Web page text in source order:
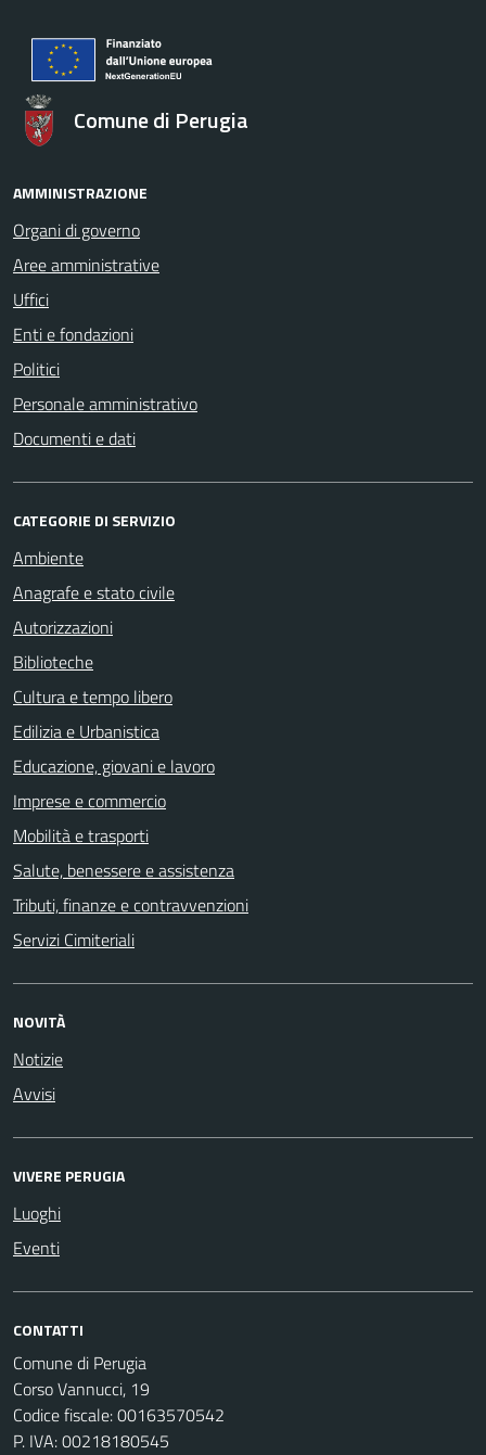
Comune di Perugia
AMMINISTRAZIONE
Organi di governo
Aree amministrative
Uffici
Enti e fondazioni
Politici
Personale amministrativo
Documenti e dati
CATEGORIE DI SERVIZIO
Ambiente
Anagrafe e stato civile
Autorizzazioni
Biblioteche
Cultura e tempo libero
Edilizia e Urbanistica
Educazione, giovani e lavoro
Imprese e commercio
Mobilità e trasporti
Salute, benessere e assistenza
Tributi, finanze e contravvenzioni
Servizi Cimiteriali
NOVITÀ
Notizie
Avvisi
VIVERE PERUGIA
Luoghi
Eventi
CONTATTI
Comune di Perugia
Corso Vannucci, 19
Codice fiscale: 00163570542
P. IVA: 00218180545